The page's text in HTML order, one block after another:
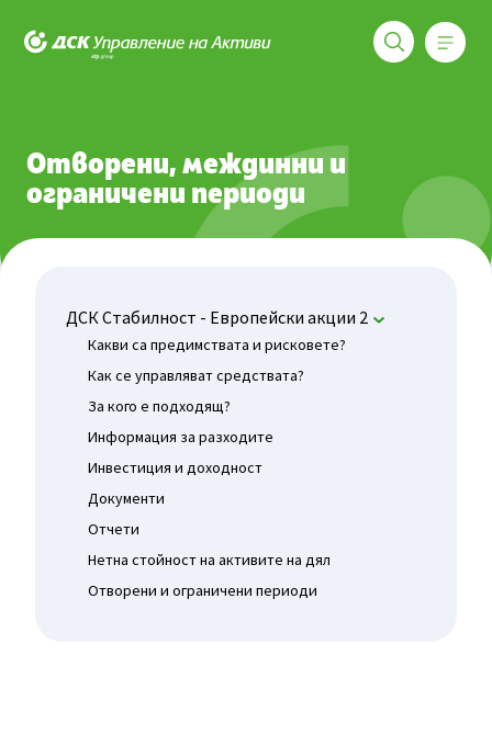
Отворени, междинни и
ограничени периоди
ДСК Стабилност - Европейски акции 2
Какви са предимствата и рисковете?
Как се управляват средствата?
За кого е подходящ?
Информация за разходите
Инвестиция и доходност
Документи
Отчети
Нетна стойност на активите на дял
Отворени и ограничени периоди